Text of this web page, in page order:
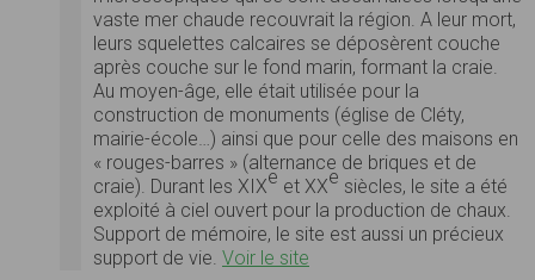
vaste mer chaude recouvrait la région. A leur mort,
leurs squelettes calcaires se déposèrent couche
après couche sur le fond marin, formant la craie.
Au moyen-âge, elle était utilisée pour la
construction de monuments (église de Cléty,
mairie-école…) ainsi que pour celle des maisons en
« rouges-barres » (alternance de briques et de
craie). Durant les XIXe et XXe siècles, le site a été
exploité à ciel ouvert pour la production de chaux.
Support de mémoire, le site est aussi un précieux
support de vie. Voir le site